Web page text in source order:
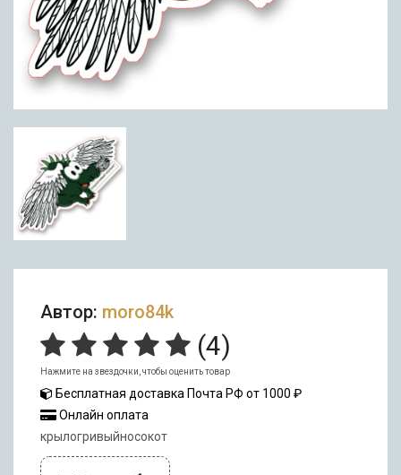
Автор: moro84k
(4)
Нажмите на звездочки, чтобы оценить товар
Бесплатная доставка Почта РФ от 1000 ₽
Онлайн оплата
крылогривыйносокот